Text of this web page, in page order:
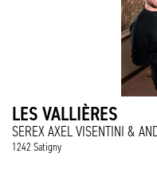
LES VALLIÈRES
SEREX AXEL VISENTINI &
1242 Satigny